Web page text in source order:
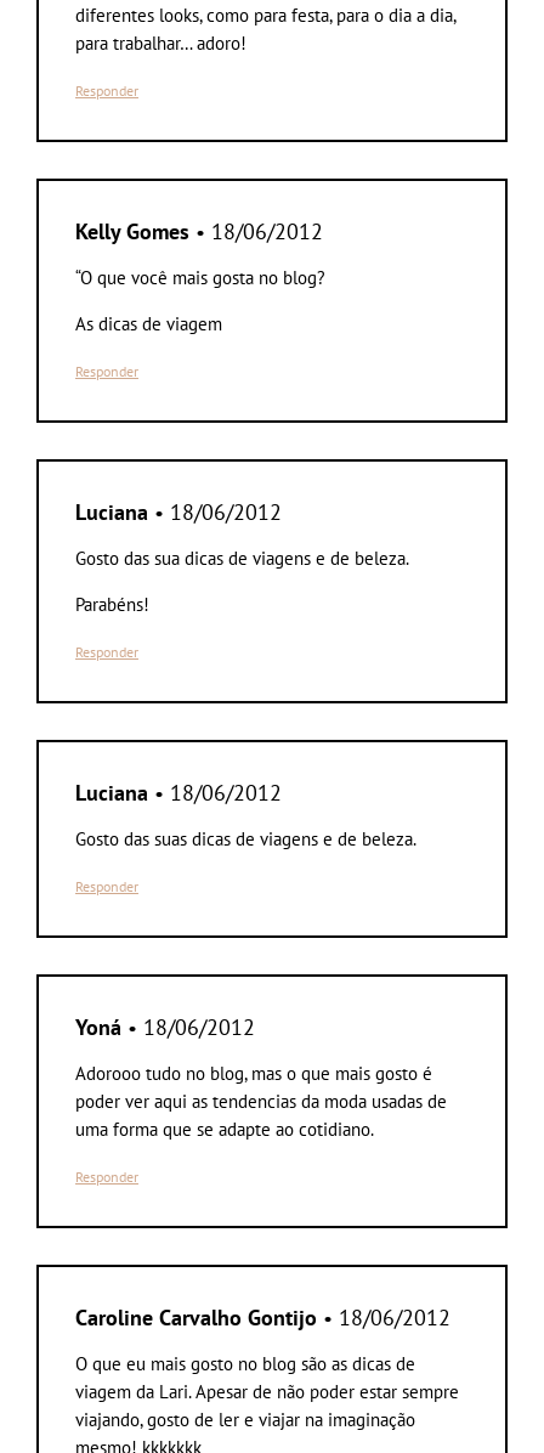
diferentes looks, como para festa, para o dia a dia,
para trabalhar… adoro!
Responder
Kelly Gomes • 18/06/2012
“O que você mais gosta no blog?
As dicas de viagem
Responder
Luciana • 18/06/2012
Gosto das sua dicas de viagens e de beleza.
Parabéns!
Responder
Luciana • 18/06/2012
Gosto das suas dicas de viagens e de beleza.
Responder
Yoná • 18/06/2012
Adorooo tudo no blog, mas o que mais gosto é
poder ver aqui as tendencias da moda usadas de
uma forma que se adapte ao cotidiano.
Responder
Caroline Carvalho Gontijo • 18/06/2012
O que eu mais gosto no blog são as dicas de
viagem da Lari. Apesar de não poder estar sempre
viajando, gosto de ler e viajar na imaginação
mesmo! kkkkkkk